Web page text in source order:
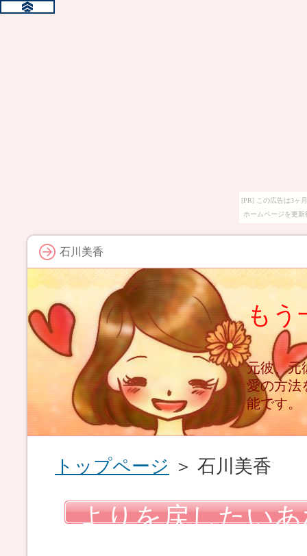
[PR] この広告は3ヶ
ホームページを更
石川美香
もう
と
元彼、元
愛の方法
能です。
トップページ ＞ 石川美香
よりを戻したい